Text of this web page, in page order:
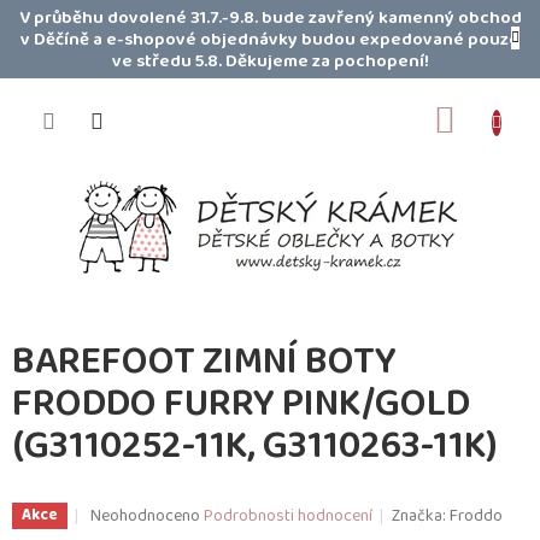
PřejítV průběhu dovolené 31.7.-9.8. bude zavřený kamenný obchod
v Děčíně a e-shopové objednávky budou expedované pouze
ve středu 5.8. Děkujeme za pochopení!
BAREFOOT ZIMNÍ BOTY
FRODDO FURRY PINK/GOLD
(G3110252-11K, G3110263-11K)
Akce
Průměrné
NeohodnocenoPodrobnosti hodnocení Značka:Froddo